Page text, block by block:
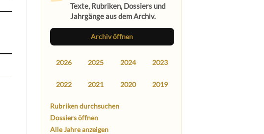
Texte, Rubriken, Dossiers und
Jahrgänge aus dem Archiv.
Archiv öffnen
2026 2025 2024 2023
2022 2021 2020 2019
Rubriken durchsuchen
Dossiers öffnen
Alle Jahre anzeigen